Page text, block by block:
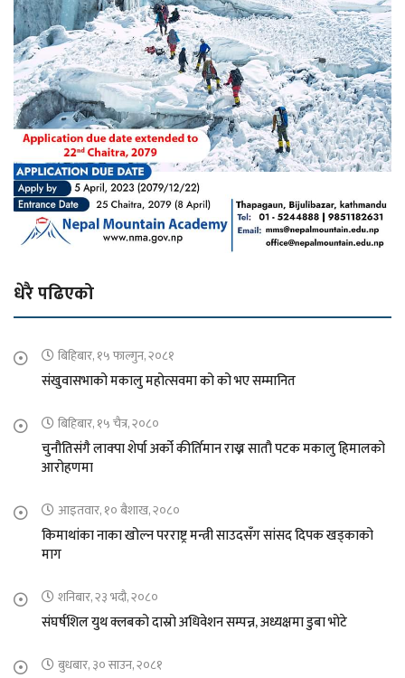
धेरै पढिएको
बिहिबार, १५ फाल्गुन, २०८१
संखुवासभाको मकालु महोत्सवमा को को भए सम्मानित
बिहिबार, १५ चैत्र, २०८०
चुनौतिसंगै लाक्पा शेर्पा अर्को कीर्तिमान राख्न सातौ पटक मकालु हिमालको
आरोहणमा
आइतवार, १० बैशाख, २०८०
किमाथांका नाका खोल्न परराष्ट्र मन्त्री साउदसँग सांसद दिपक खड्काको
माग
शनिबार, २३ भदौ, २०८०
संघर्षशिल युथ क्लबको दास्रो अधिवेशन सम्पन्न, अध्यक्षमा डुबा भोटे
बुधबार, ३० साउन, २०८१